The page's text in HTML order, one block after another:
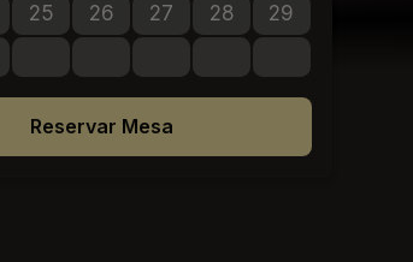
tickets available
25No tickets available
26No tickets available
27No tickets available
28No tickets available
29No tickets
tickets available
Reservar Mesa